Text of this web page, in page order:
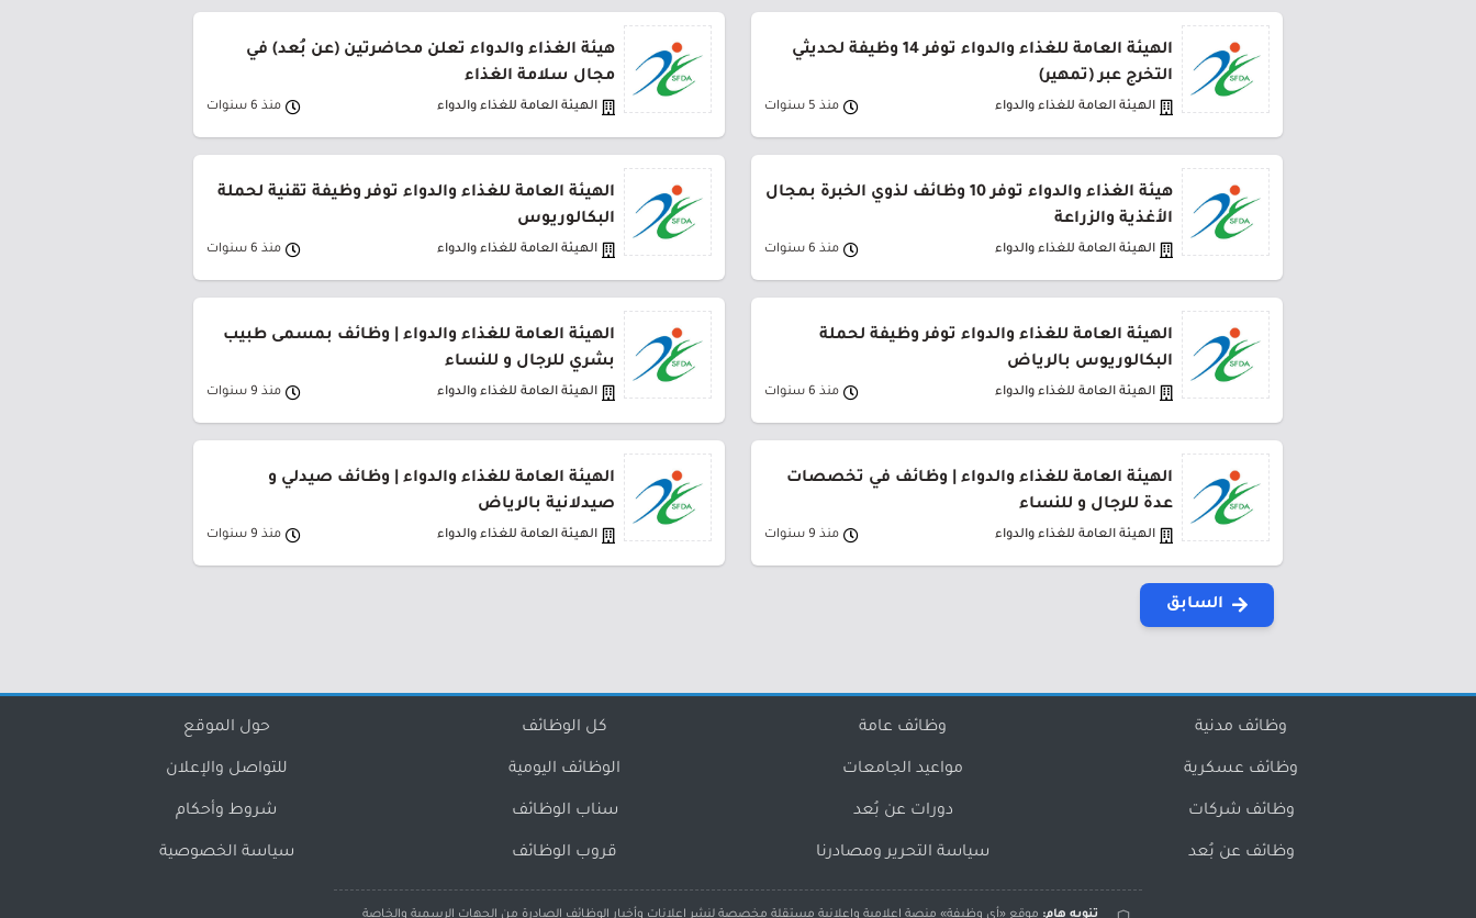
الهيئة العامة للغذاء والدواء توفر 14 وظيفة لحديثي
التخرج عبر (تمهير)
الهيئة العامة للغذاء والدواء منذ 5 سنوات
هيئة الغذاء والدواء تعلن محاضرتين (عن بُعد) في
مجال سلامة الغذاء
الهيئة العامة للغذاء والدواء منذ 6 سنوات
هيئة الغذاء والدواء توفر 10 وظائف لذوي الخبرة بمجال
الأغذية والزراعة
الهيئة العامة للغذاء والدواء منذ 6 سنوات
الهيئة العامة للغذاء والدواء توفر وظيفة تقنية لحملة
البكالوريوس
الهيئة العامة للغذاء والدواء منذ 6 سنوات
الهيئة العامة للغذاء والدواء توفر وظيفة لحملة
البكالوريوس بالرياض
الهيئة العامة للغذاء والدواء منذ 6 سنوات
الهيئة العامة للغذاء والدواء | وظائف بمسمى طبيب
بشري للرجال و للنساء
الهيئة العامة للغذاء والدواء منذ 9 سنوات
الهيئة العامة للغذاء والدواء | وظائف في تخصصات
عدة للرجال و للنساء
الهيئة العامة للغذاء والدواء منذ 9 سنوات
الهيئة العامة للغذاء والدواء | وظائف صيدلي و
صيدلانية بالرياض
الهيئة العامة للغذاء والدواء منذ 9 سنوات
السابق
وظائف مدنية
وظائف عسكرية
وظائف شركات
وظائف عن بُعد
وظائف عامة
مواعيد الجامعات
دورات عن بُعد
سياسة التحرير ومصادرنا
كل الوظائف
الوظائف اليومية
سناب الوظائف
قروب الوظائف
حول الموقع
للتواصل والإعلان
شروط وأحكام
سياسة الخصوصية
تنويه هام: موقع «أي وظيفة» منصة إعلامية وإعلانية مستقلة مخصصة لنشر إعلانات وأخبار الوظائف الصادرة من الجهات الرسمية والخاصة